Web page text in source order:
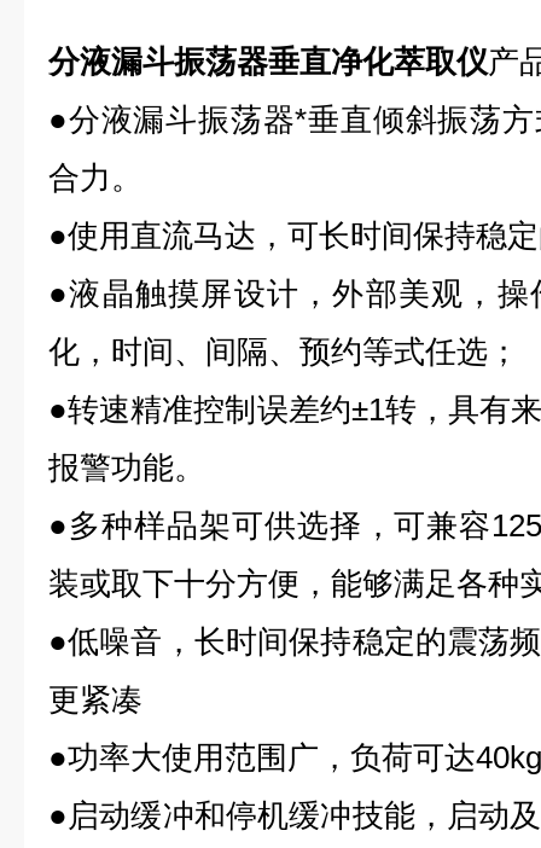
分液漏斗振荡器垂直净化萃取仪产
●分液漏斗振荡器*垂直倾斜振荡
合力。
●使用直流马达，可长时间保持稳
●液晶触摸屏设计，外部美观，
化，时间、间隔、预约等式任选；
●转速精准控制误差约±1转，具有
报警功能。
●多种样品架可供选择，可兼容
装或取下十分方便，能够满足各种
●低噪音，长时间保持稳定的震荡
更紧凑
●功率大使用范围广，负荷可达
●启动缓冲和停机缓冲技能，启动